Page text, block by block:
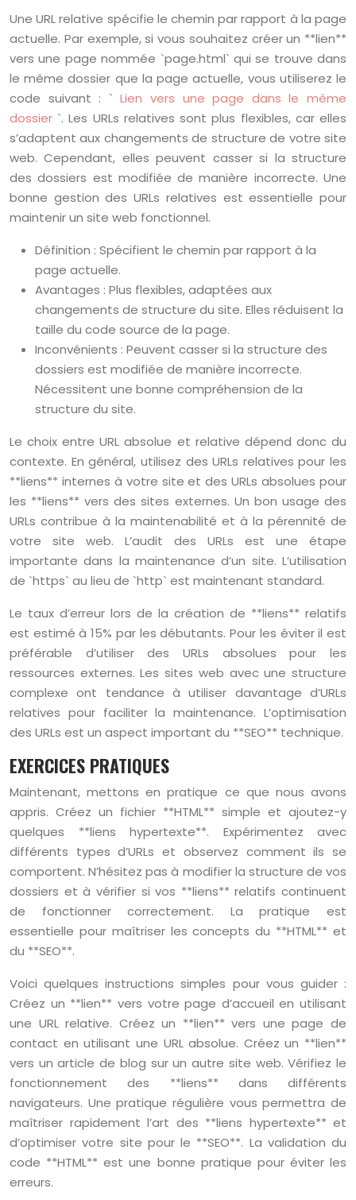
Une URL relative spécifie le chemin par rapport à la page
actuelle. Par exemple, si vous souhaitez créer un **lien**
vers une page nommée `page.html` qui se trouve dans
le même dossier que la page actuelle, vous utiliserez le
code suivant : `Lien vers une page dans le même
dossier `. Les URLs relatives sont plus flexibles, car elles
s’adaptent aux changements de structure de votre site
web. Cependant, elles peuvent casser si la structure
des dossiers est modifiée de manière incorrecte. Une
bonne gestion des URLs relatives est essentielle pour
maintenir un site web fonctionnel.
Définition : Spécifient le chemin par rapport à la
page actuelle.
Avantages : Plus flexibles, adaptées aux
changements de structure du site. Elles réduisent la
taille du code source de la page.
Inconvénients : Peuvent casser si la structure des
dossiers est modifiée de manière incorrecte.
Nécessitent une bonne compréhension de la
structure du site.
Le choix entre URL absolue et relative dépend donc du
contexte. En général, utilisez des URLs relatives pour les
**liens** internes à votre site et des URLs absolues pour
les **liens** vers des sites externes. Un bon usage des
URLs contribue à la maintenabilité et à la pérennité de
votre site web. L’audit des URLs est une étape
importante dans la maintenance d’un site. L’utilisation
de `https` au lieu de `http` est maintenant standard.
Le taux d’erreur lors de la création de **liens** relatifs
est estimé à 15% par les débutants. Pour les éviter il est
préférable d’utiliser des URLs absolues pour les
ressources externes. Les sites web avec une structure
complexe ont tendance à utiliser davantage d’URLs
relatives pour faciliter la maintenance. L’optimisation
des URLs est un aspect important du **SEO** technique.
EXERCICES PRATIQUES
Maintenant, mettons en pratique ce que nous avons
appris. Créez un fichier **HTML** simple et ajoutez-y
quelques **liens hypertexte**. Expérimentez avec
différents types d’URLs et observez comment ils se
comportent. N’hésitez pas à modifier la structure de vos
dossiers et à vérifier si vos **liens** relatifs continuent
de fonctionner correctement. La pratique est
essentielle pour maîtriser les concepts du **HTML** et
du **SEO**.
Voici quelques instructions simples pour vous guider :
Créez un **lien** vers votre page d’accueil en utilisant
une URL relative. Créez un **lien** vers une page de
contact en utilisant une URL absolue. Créez un **lien**
vers un article de blog sur un autre site web. Vérifiez le
fonctionnement des **liens** dans différents
navigateurs. Une pratique régulière vous permettra de
maîtriser rapidement l’art des **liens hypertexte** et
d’optimiser votre site pour le **SEO**. La validation du
code **HTML** est une bonne pratique pour éviter les
erreurs.